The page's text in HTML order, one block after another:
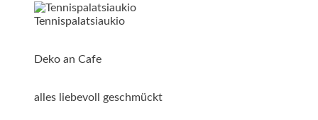
Tennispalatsiaukio
Deko an Cafe
alles liebevoll geschmückt